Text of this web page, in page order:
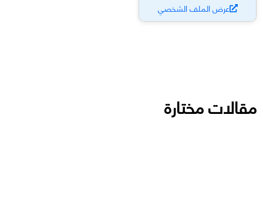
عرض الملف الشخصي
مقالات مختارة